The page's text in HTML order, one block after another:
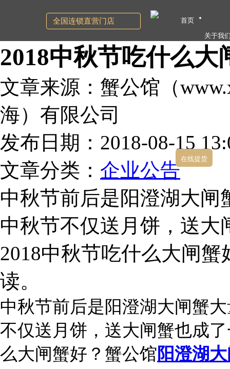
2018中秋节吃什么大
文章来源：蟹公馆（
海）有限公司
发布日期：2018-08-15
文章分类： 企业公告
中秋节前后是阳澄湖大
中秋节不仅送月饼，送
2018中秋节吃什么大闸
读。
中秋节前后是阳澄湖大闸蟹
不仅送月饼，送大闸蟹也成
么大闸蟹好？蟹公馆阳澄湖
全国连锁直营门店
首页
关于我
在线提货